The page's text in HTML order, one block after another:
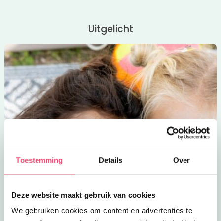
Toestemming Details Over
Deze website maakt gebruik van cookies
We gebruiken cookies om content en advertenties te
Uitgelicht